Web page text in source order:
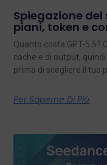
Spiegazione del
piani, token e
Quanto costa GPT-5.5?
cache e di output,
prima di scegliere il tuo
Per Saperne Di Più